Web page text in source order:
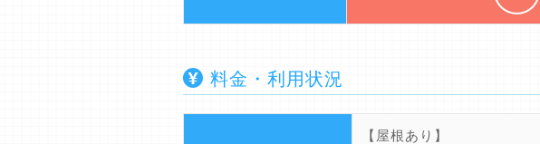
料金・利用状況
【屋根あり】